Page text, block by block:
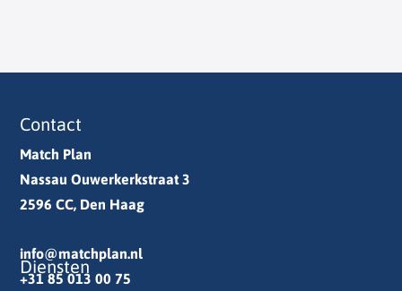
Contact
Match Plan
Nassau Ouwerkerkstraat 3
2596 CC, Den Haag
info@matchplan.nl
+31 85 013 00 75
Diensten